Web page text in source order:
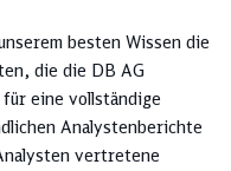
besten Wissen die
die die DB AG
eine vollständige
Analystenberichte
vertretene